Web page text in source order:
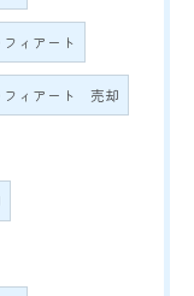
ィアート
フィアート 売却